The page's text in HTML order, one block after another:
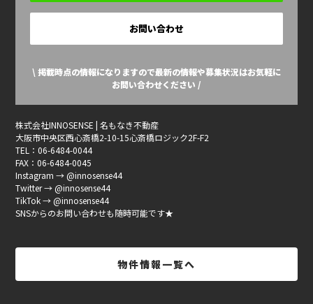
お問い合わせ
\ 掲載時点の情報になりますので最新の情報や募集状況はお気軽に
お問い合わせください /
株式会社INNOSENSE | 名もなき不動産
大阪市中央区西心斎橋2-10-15心斎橋ロジック2F-F2
TEL：06-6484-0044
FAX：06-6484-0045
Instagram → @innosense44
Twitter → @innosense44
TikTok → @innosense44
SNSからのお問い合わせも随時可能です★
物件情報一覧へ